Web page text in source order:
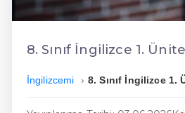
En Ucuz İngilizce
En Uygun İngilizce
Hızlı İngilizce
8. Sınıf İngilizce 1.
İngilizcemi 8. Sınıf İngilizce 1.